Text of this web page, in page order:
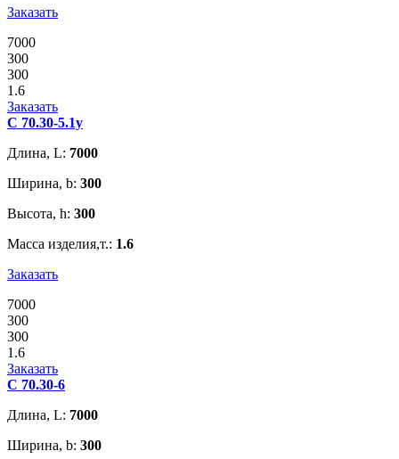
Заказать
7000
300
300
1.6
Заказать
С 70.30-5.1у
Длина, L: 7000
Ширина, b: 300
Высота, h: 300
Масса изделия,т.: 1.6
Заказать
7000
300
300
1.6
Заказать
С 70.30-6
Длина, L: 7000
Ширина, b: 300